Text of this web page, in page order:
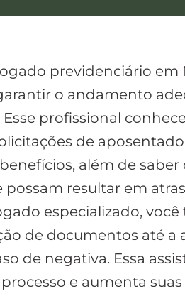
previdenciário em
o andamento
Esse profissional
de
além de
resultar em
especializado, você
de documentos até a
de negativa. Essa
e aumenta